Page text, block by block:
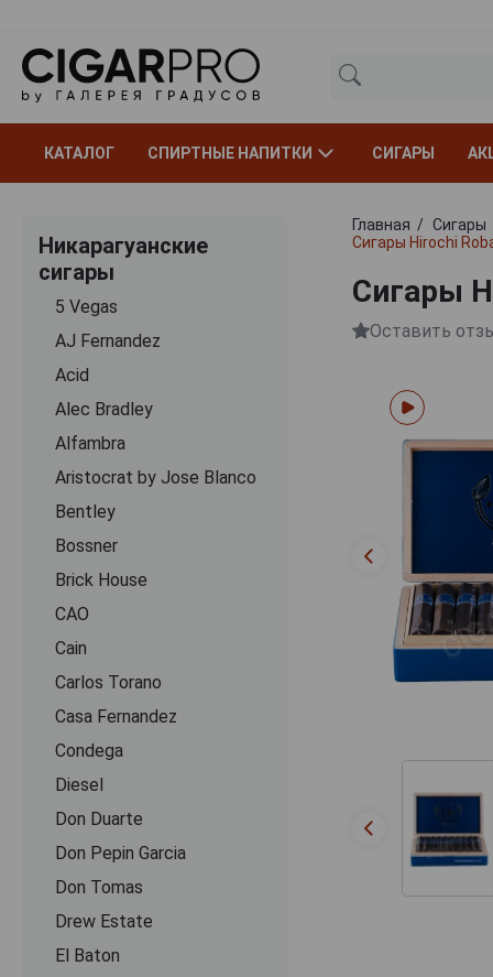
КАТАЛОГ СПИРТНЫЕ НАПИТКИ СИГАРЫ
Никарагуанские
сигары
5 Vegas
AJ Fernandez
Acid
Alec Bradley
Alfambra
Aristocrat by Jose Blanco
Bentley
Bossner
Brick House
CAO
Cain
Carlos Torano
Casa Fernandez
Condega
Diesel
Don Duarte
Don Pepin Garcia
Don Tomas
Drew Estate
El Baton
Главная Сигары
Сигары Hirochi
Сигары
Оставить